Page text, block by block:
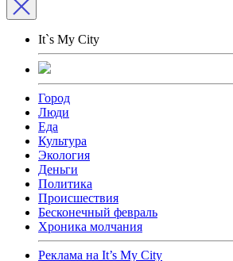
It`s My City
Город
Люди
Еда
Культура
Экология
Деньги
Политика
Происшествия
Бесконечный февраль
Хроника молчания
Реклама на It’s My City